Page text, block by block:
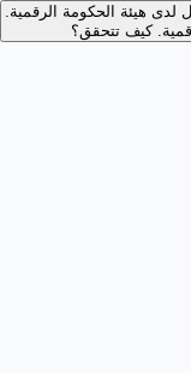
هيئة الحكومة الرقمية.
كيف تتحقق؟